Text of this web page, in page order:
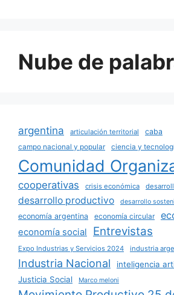
Nube de
argentina articulación territorial
caba
campo nacional y popular
ciencia y
Comunidad
cooperativas crisis económica
desarrollo productivo desarrollo
economía argentina economía circular
economía social Entrevistas
Expo Industrias y Servicios 2024 industria
Industria Nacional inteligencia
Justicia Social Marco meloni